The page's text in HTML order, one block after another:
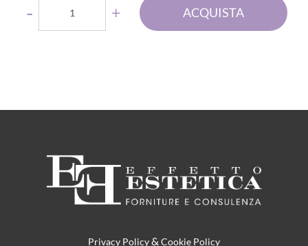
ACQUISTA
Privacy Policy& Cookie Policy